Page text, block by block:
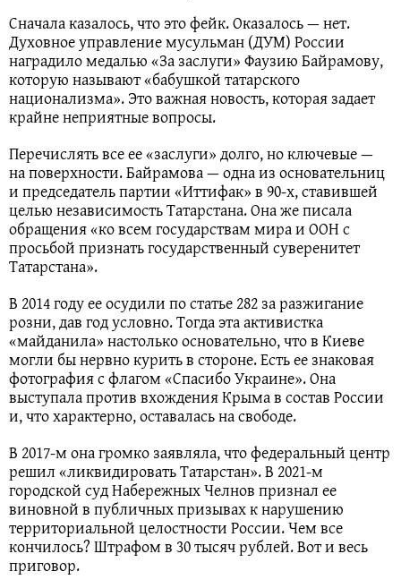
Сначала казалось, что это фейк. Оказалось — нет.
Духовное управление мусульман (ДУМ) России
наградило медалью «За заслуги» Фаузию Байрамову,
которую называют «бабушкой татарского
национализма». Это важная новость, которая задает
крайне неприятные вопросы.
Перечислять все ее «заслуги» долго, но ключевые —
на поверхности. Байрамова — одна из основательниц
и председатель партии «Иттифак» в 90-х, ставившей
целью независимость Татарстана. Она же писала
обращения «ко всем государствам мира и ООН с
просьбой признать государственный суверенитет
Татарстана».
В 2014 году ее осудили по статье 282 за разжигание
розни, дав год условно. Тогда эта активистка
«майданила» настолько основательно, что в Киеве
могли бы нервно курить в стороне. Есть ее знаковая
фотография с флагом «Спасибо Украине». Она
выступала против вхождения Крыма в состав России
и, что характерно, оставалась на свободе.
В 2017-м она громко заявляла, что федеральный центр
решил «ликвидировать Татарстан». В 2021-м
городской суд Набережных Челнов признал ее
виновной в публичных призывах к нарушению
территориальной целостности России. Чем все
кончилось? Штрафом в 30 тысяч рублей. Вот и весь
приговор.